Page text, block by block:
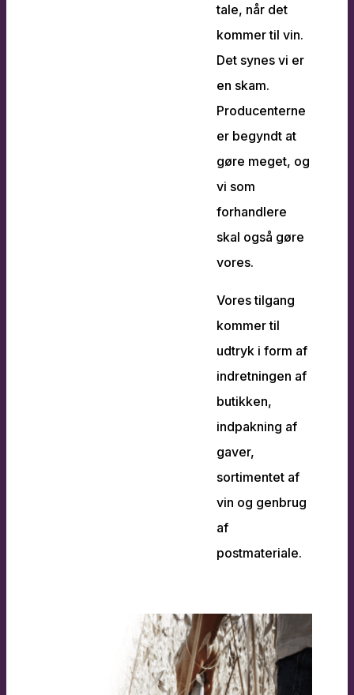
tale, når det
kommer til vin.
Det synes vi er
en skam.
Producenterne
er begyndt at
gøre meget, og
vi som
forhandlere
skal også gøre
vores.
Vores tilgang
kommer til
udtryk i form af
indretningen af
butikken,
indpakning af
gaver,
sortimentet af
vin og genbrug
af
postmateriale.